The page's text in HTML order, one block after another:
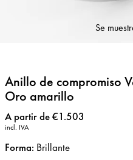
Se
Anillo de compromiso
Oro amarillo
Precio:
A partir de €1.503
incl. IVA
Forma: Brillante